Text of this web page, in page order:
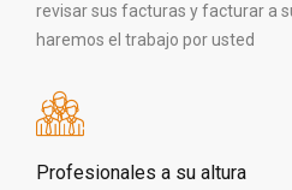
revisar sus facturas y facturar a
haremos el trabajo por usted
Profesionales a su altura